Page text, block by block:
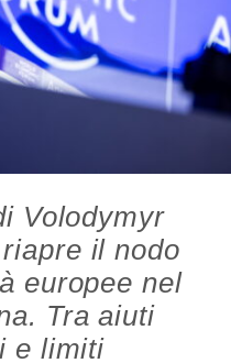
Volodymyr
il nodo
europee nel
Tra aiuti
e limiti